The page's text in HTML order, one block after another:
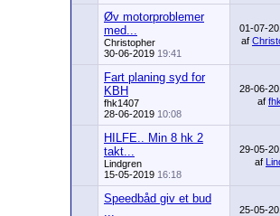
Øv motorproblemer
med...
Christopher
30-06-2019 19:41
01-07-
af
Fart planing syd for
KBH
fhk1407
28-06-2019 10:08
28-06-
af
HILFE.. Min 8 hk 2
takt...
Lindgren
15-05-2019 16:18
29-05-
af
Speedbåd giv et bud
...
25-05-